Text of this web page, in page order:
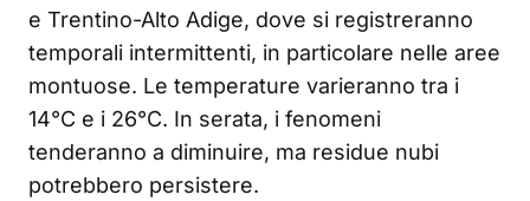
e Trentino-Alto Adige, dove si registreranno
temporali intermittenti, in particolare nelle aree
montuose. Le temperature varieranno tra i
14°C e i 26°C. In serata, i fenomeni
tenderanno a diminuire, ma residue nubi
potrebbero persistere.